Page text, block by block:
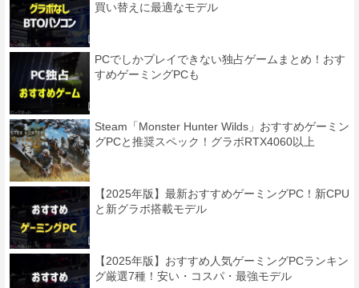
買い替えに最適なモデル
PCでしかプレイできない独占ゲームまとめ！おす
すめゲーミングPCも
Steam「Monster Hunter Wilds」おすすめゲーミン
グPCと推奨スペック！グラボRTX4060以上
【2025年版】最新おすすめゲーミングPC！新CPU
と新グラボ搭載モデル
【2025年版】おすすめ人気ゲーミングPCランキン
グ厳選7種！安い・コスパ・最強モデル